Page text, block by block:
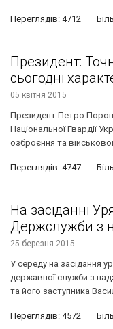
Переглядів: 4712
Президент:
сьогодні
05 квітня 2015
Президент Петро
Національної Гвардії
озброєння та
Переглядів: 4747
На засіданні
Держслужби з
25 березня 2015
У середу на засідання
державної служби з
та його заступника
Переглядів: 4572